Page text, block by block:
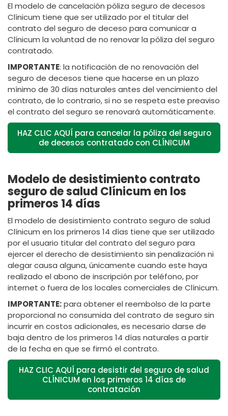
El modelo de cancelación póliza seguro de decesos
Clínicum tiene que ser utilizado por el titular del
contrato del seguro de deceso para comunicar a
Clínicum la voluntad de no renovar la póliza del seguro
contratado.
IMPORTANTE: la notificación de no renovación del
seguro de decesos tiene que hacerse en un plazo
mínimo de 30 días naturales antes del vencimiento del
contrato, de lo contrario, si no se respeta este preaviso
el contrato del seguro se renovará automáticamente.
HAZ CLIC AQUÍ para cancelar la póliza del seguro
de decesos contratado con CLÍNICUM
Modelo de desistimiento contrato
seguro de salud Clínicum en los
primeros 14 días
El modelo de desistimiento contrato seguro de salud
Clínicum en los primeros 14 días tiene que ser utilizado
por el usuario titular del contrato del seguro para
ejercer el derecho de desistimiento sin penalización ni
alegar causa alguna, únicamente cuando este haya
realizado el abono de inscripción por teléfono, por
internet o fuera de los locales comerciales de Clínicum.
IMPORTANTE:para obtener el reembolso de la parte
proporcional no consumida del contrato de seguro sin
incurrir en costos adicionales, es necesario darse de
baja dentro de los primeros 14 días naturales a partir
de la fecha en que se firmó el contrato.
HAZ CLIC AQUÍ para desistir del seguro de salud
CLÍNICUM en los primeros 14 días de
contratación